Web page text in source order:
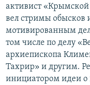
активист
вел стримы обысков
мотивированным
том числе по делу
архиепископа
Тахрир» и другим.
инициатором идеи